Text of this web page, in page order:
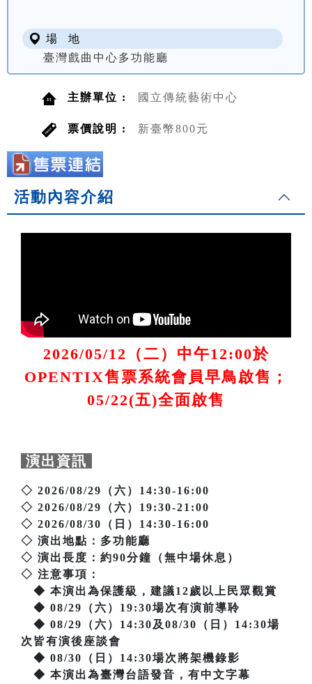
場 地
臺灣戲曲中心多功能廳
主辦單位 : 國立傳統藝術中心
票價說明 : 新臺幣800元
活動內容介紹
2026/05/12（二）中午12:00於
OPENTIX售票系統會員早鳥啟售；
05/22(五)全面啟售
演出資訊
◇ 2026/08/29（六）14:30-16:00
◇ 2026/08/29（六）19:30-21:00
◇ 2026/08/30（日）14:30-16:00
◇ 演出地點：多功能廳
◇ 演出長度：約90分鐘（無中場休息）
◇ 注意事項：
◆ 本演出為保護級，建議12歲以上民眾觀賞
◆ 08/29（六）19:30場次有演前導聆
◆ 08/29（六）14:30及08/30（日）14:30場
次皆有演後座談會
◆ 08/30（日）14:30場次將架機錄影
◆ 本演出為臺灣台語發音，有中文字幕